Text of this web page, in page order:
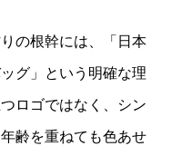
の根幹には、「日本
グ」という明確な理
ロゴではなく、シン
齢を重ねても色あせ